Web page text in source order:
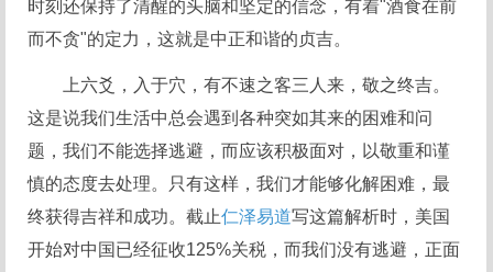
时刻还保持了清醒的头脑和坚定的信念，有着"酒食在前
而不贪"的定力，这就是中正和谐的贞吉。
上六爻，入于穴，有不速之客三人来，敬之终吉。
这是说我们生活中总会遇到各种突如其来的困难和问
题，我们不能选择逃避，而应该积极面对，以敬重和谨
慎的态度去处理。只有这样，我们才能够化解困难，最
终获得吉祥和成功。截止仁泽易道写这篇解析时，美国
开始对中国已经征收125%关税，而我们没有逃避，正面